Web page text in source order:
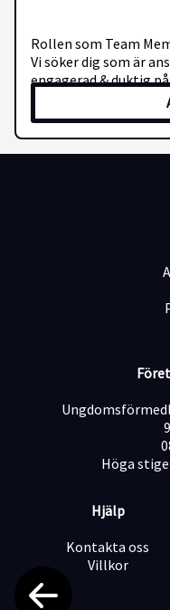
Rollen som Team
Vi söker dig som är
engagerad & duktig
kommer att jobba i
leverera mat &
Dina arbetsuppgifter
innefatta bland annat:
Hög kvalitet är något
företagskultur. Alla
ska veta varför de
VÅRA
- Du är en person
- Du är en lagspelare
- Du uppskattar att
- Du är noggrann och
- Du är flexibel
På Mister York så
Vi erbjuder er full
Mister York är
Höga
Hjälp
Kontakta oss
Villkor